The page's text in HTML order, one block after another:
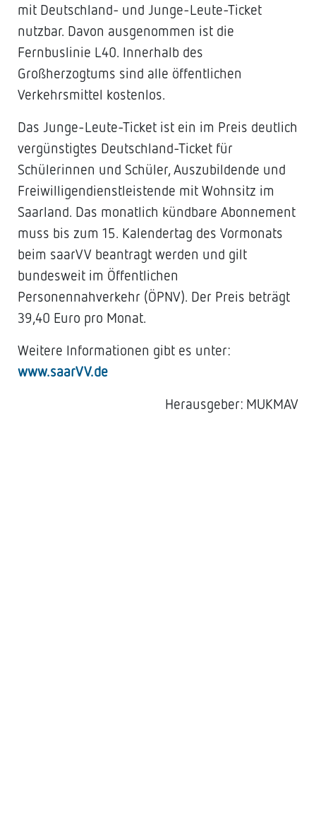
mit Deutschland- und Junge-Leute-Ticket
nutzbar. Davon ausgenommen ist die
Fernbuslinie L40. Innerhalb des
Großherzogtums sind alle öffentlichen
Verkehrsmittel kostenlos.
Das Junge-Leute-Ticket ist ein im Preis deutlich
vergünstigtes Deutschland-Ticket für
Schülerinnen und Schüler, Auszubildende und
Freiwilligendienstleistende mit Wohnsitz im
Saarland. Das monatlich kündbare Abonnement
muss bis zum 15. Kalendertag des Vormonats
beim saarVV beantragt werden und gilt
bundesweit im Öffentlichen
Personennahverkehr (ÖPNV). Der Preis beträgt
39,40 Euro pro Monat.
Weitere Informationen gibt es unter:
www.saarVV.de
Herausgeber: MUKMAV